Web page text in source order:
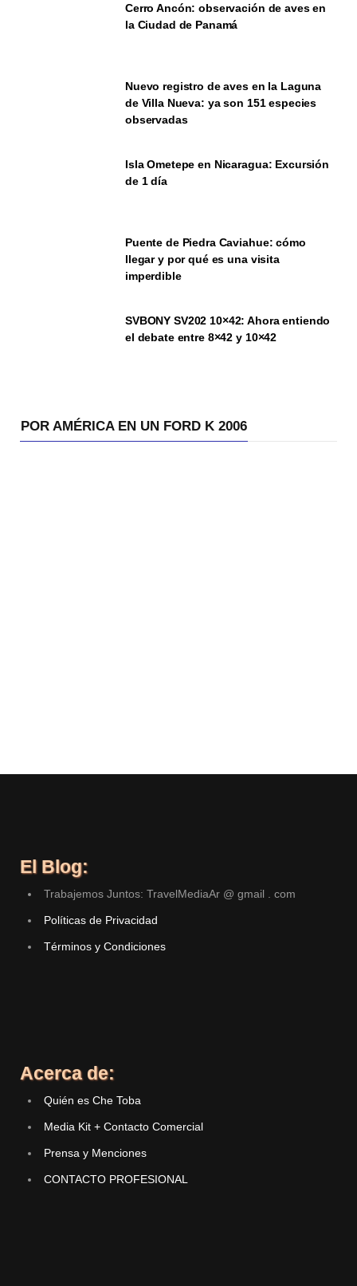
Cerro Ancón: observación de aves en
la Ciudad de Panamá
Nuevo registro de aves en la Laguna
de Villa Nueva: ya son 151 especies
observadas
Isla Ometepe en Nicaragua: Excursión
de 1 día
Puente de Piedra Caviahue: cómo
llegar y por qué es una visita
imperdible
SVBONY SV202 10×42: Ahora entiendo
el debate entre 8×42 y 10×42
POR AMÉRICA EN UN FORD K 2006
El Blog:
Trabajemos Juntos: TravelMediaAr @ gmail . com
Políticas de Privacidad
Términos y Condiciones
Acerca de:
Quién es Che Toba
Media Kit + Contacto Comercial
Prensa y Menciones
CONTACTO PROFESIONAL